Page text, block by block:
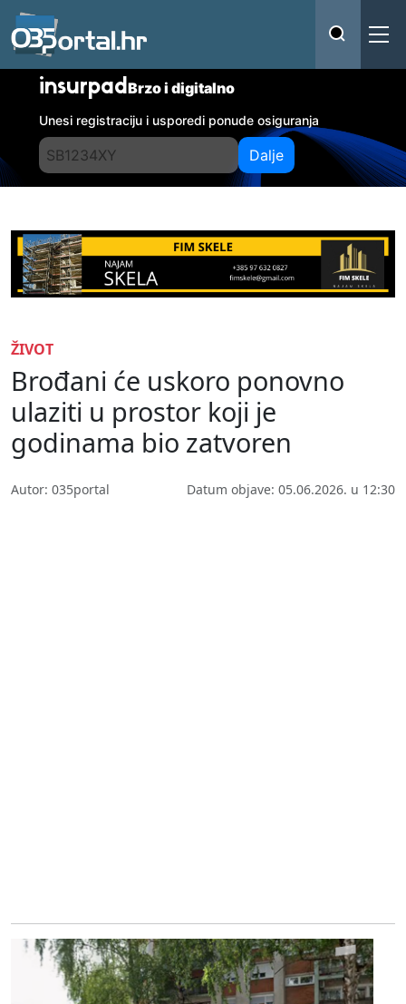
insurpadBrzo i digitalno
Unesi registraciju i usporedi ponude osiguranja
Dalje
ŽIVOT
Brođani će uskoro ponovno
ulaziti u prostor koji je
godinama bio zatvoren
Autor: 035portal Datum objave: 05.06.2026. u 12:30